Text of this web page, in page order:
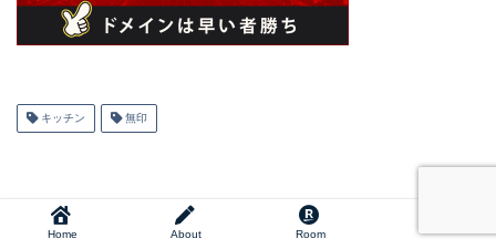
キッチン 無印
Home About Room